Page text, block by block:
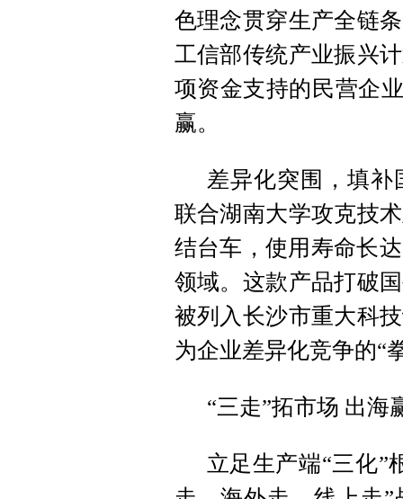
色理念贯穿生产全链
工信部传统产业振兴
项资金支持的民营企
赢。
差异化突围，填补
联合湖南大学攻克技
结台车，使用寿命长
领域。这款产品打破
被列入长沙市重大科
为企业差异化竞争的“
“三走”拓市场 出海
立足生产端“三化”